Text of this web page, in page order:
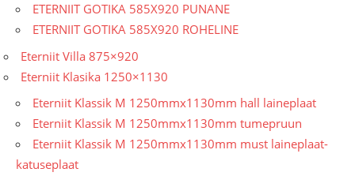
ETERNIIT GOTIKA 585X920 PUNANE
ETERNIIT GOTIKA 585X920 ROHELINE
Eterniit Villa 875×920
Eterniit Klasika 1250×1130
Eterniit Klassik M 1250mmx1130mm hall laineplaat
Eterniit Klassik M 1250mmx1130mm tumepruun
Eterniit Klassik M 1250mmx1130mm must laineplaat-
katuseplaat